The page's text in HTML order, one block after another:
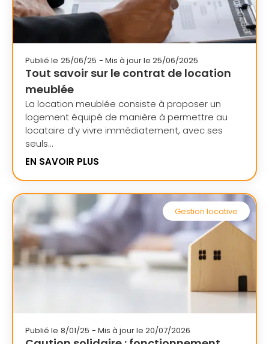
Publié le 25/06/25 - Mis à jour le 25/06/2025
Tout savoir sur le contrat de location
meublée
La location meublée consiste à proposer un
logement équipé de manière à permettre au
locataire d’y vivre immédiatement, avec ses
seuls...
EN SAVOIR PLUS
Gestion locative
Publié le 8/01/25 - Mis à jour le 20/07/2026